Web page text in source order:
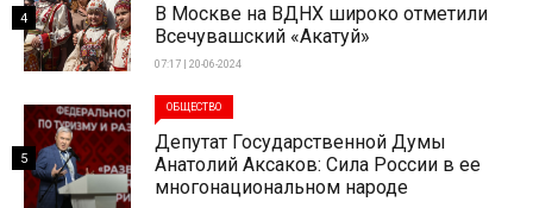
В Москве на ВДНХ широко отметили
Всечувашский «Акатуй»
07:17 | 20-06-2024
4
ОБЩЕСТВО
Депутат Государственной Думы
Анатолий Аксаков: Сила России в ее
многонациональном народе
5